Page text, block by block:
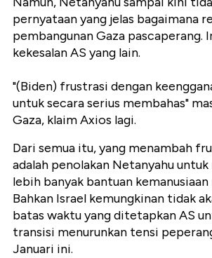
pernyataan yang jelas bagaimana
pembangunan Gaza pascaperang.
kekesalan AS yang lain.
"(Biden) frustrasi dengan
untuk secara serius membahas"
Gaza, klaim Axios lagi.
Dari semua itu, yang menambah
adalah penolakan Netanyahu
lebih banyak bantuan kemanusiaan
Bahkan Israel kemungkinan tidak
batas waktu yang ditetapkan AS
transisi menurunkan tensi
Januari ini.